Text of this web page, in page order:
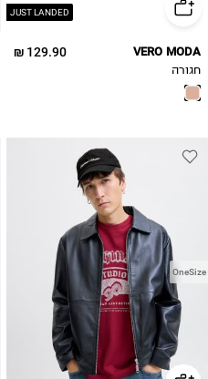
JUST LANDED
129.90 ₪ VERO MODA
חגורה
OneSize